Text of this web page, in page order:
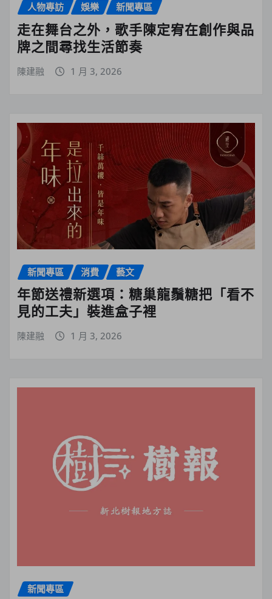
人物專訪 娛樂 新聞專區
走在舞台之外，歌手陳定宥在創作與品
牌之間尋找生活節奏
陳建融 1 月 3, 2026
新聞專區 消費 藝文
年節送禮新選項：糖巢龍鬚糖把「看不
見的工夫」裝進盒子裡
陳建融 1 月 3, 2026
新聞專區